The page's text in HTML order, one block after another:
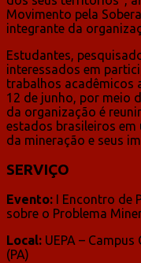
Movimento pela
integrante da
Estudantes,
interessados em
trabalhos acadêmicos
12 de junho, por meio
da organização é
estados brasileiros
da mineração e seus
SERVIÇO
Evento: I Encontro de
sobre o Problema
Local: UEPA –
(PA)